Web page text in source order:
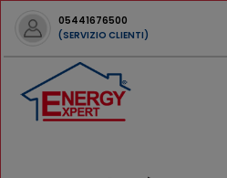
05441676500
(SERVIZIO CLIENTI)